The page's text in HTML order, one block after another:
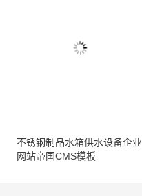
不锈钢制品水箱供水设备企业
网站帝国CMS模板